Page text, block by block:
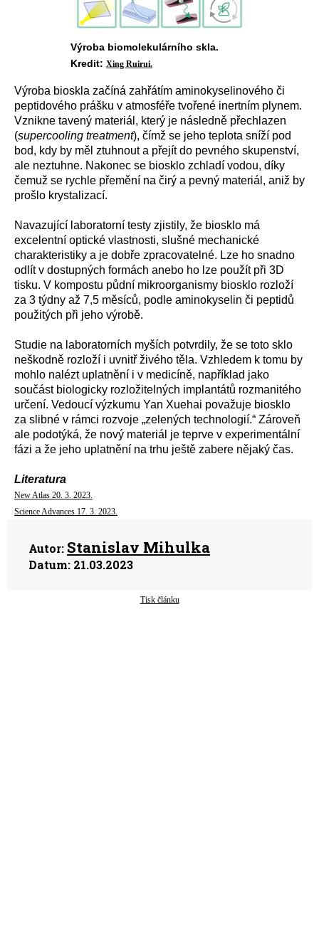
Výroba biomolekulárního skla.
Kredit: Xing Ruirui.
Výroba bioskla začíná zahřátím aminokyselinového či
peptidového prášku v atmosféře tvořené inertním plynem.
Vznikne tavený materiál, který je následně přechlazen
(supercooling treatment), čímž se jeho teplota sníží pod
bod, kdy by měl ztuhnout a přejít do pevného skupenství,
ale neztuhne. Nakonec se biosklo zchladí vodou, díky
čemuž se rychle přemění na čirý a pevný materiál, aniž by
prošlo krystalizací.
Navazující laboratorní testy zjistily, že biosklo má
excelentní optické vlastnosti, slušné mechanické
charakteristiky a je dobře zpracovatelné. Lze ho snadno
odlít v dostupných formách anebo ho lze použít při 3D
tisku. V kompostu půdní mikroorganismy biosklo rozloží
za 3 týdny až 7,5 měsíců, podle aminokyselin či peptidů
použitých při jeho výrobě.
Studie na laboratorních myších potvrdily, že se toto sklo
neškodně rozloží i uvnitř živého těla. Vzhledem k tomu by
mohlo nalézt uplatnění i v medicíně, například jako
součást biologicky rozložitelných implantátů rozmanitého
určení. Vedoucí výzkumu Yan Xuehai považuje biosklo
za slibné v rámci rozvoje „zelených technologií.“ Zároveň
ale podotýká, že nový materiál je teprve v experimentální
fázi a že jeho uplatnění na trhu ještě zabere nějaký čas.
Literatura
New Atlas 20. 3. 2023.
Science Advances 17. 3. 2023.
Autor: Stanislav Mihulka
Datum: 21.03.2023
Tisk článku